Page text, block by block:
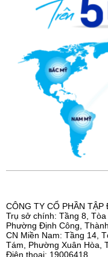
Công nghệ lọc
Công nghệ
smartphone
Công nghệ
tiện lợi
CÔNG TY CỔ PHẦN TẬP
Trụ sở chính: Tầng 8, Tòa
Phường Định Công,
CN Miền Nam: Tầng 14,
Tám, Phường Xuân Hòa,
Điện thoại: 19006418